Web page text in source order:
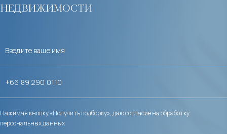
недвижимости
Нажимая кнопку «Получить подборку», даю согласие на обработку
персональных данных